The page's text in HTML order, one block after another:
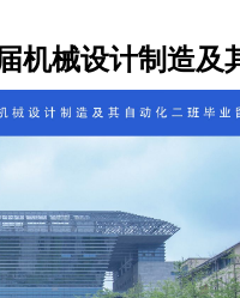
机械设计制造及